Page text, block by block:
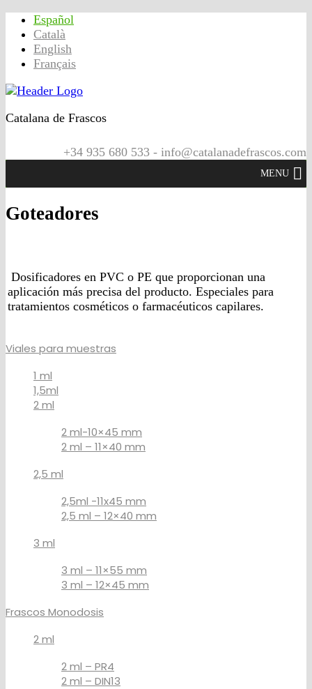
Español
Català
English
Français
Catalana de Frascos
+34 935 680 533 - info@catalanadefrascos.com
MENU
Goteadores
Dosificadores en PVC o PE que proporcionan una
aplicación más precisa del producto. Especiales para
tratamientos cosméticos o farmacéuticos capilares.
Viales para muestras
1 ml
1,5ml
2 ml
2 ml-10×45 mm
2 ml – 11×40 mm
2,5 ml
2,5ml -11x45 mm
2,5 ml – 12×40 mm
3 ml
3 ml – 11×55 mm
3 ml – 12×45 mm
Frascos Monodosis
2 ml
2 ml – PR4
2 ml – DIN13